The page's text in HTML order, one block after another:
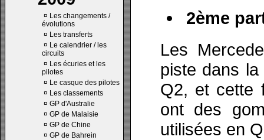
¤ Les changements /
évolutions
¤ Les transferts
¤ Le calendrier / les
circuits
¤ Les écuries et les
pilotes
¤ Le casque des pilotes
¤ Les classements
¤ GP d'Australie
¤ GP de Malaisie
¤ GP de Chine
¤ GP de Bahrein
2ème
Les
piste dans
Q2, et cette
ont des
utilisées en